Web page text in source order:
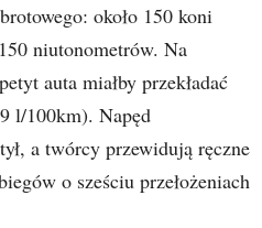
około 150 koni
niutonometrów. Na
auta miałby przekładać
l/100km). Napęd
a twórcy przewidują ręczne
o sześciu przełożeniach